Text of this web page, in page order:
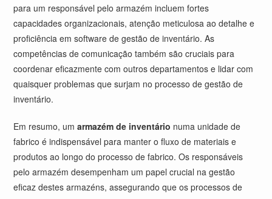
para um responsável pelo armazém incluem fortes
capacidades organizacionais, atenção meticulosa ao detalhe e
proficiência em software de gestão de inventário. As
competências de comunicação também são cruciais para
coordenar eficazmente com outros departamentos e lidar com
quaisquer problemas que surjam no processo de gestão de
inventário.
Em resumo, umarmazém de inventário numa unidade de
fabrico é indispensável para manter o fluxo de materiais e
produtos ao longo do processo de fabrico. Os responsáveis
pelo armazém desempenham um papel crucial na gestão
eficaz destes armazéns, assegurando que os processos de